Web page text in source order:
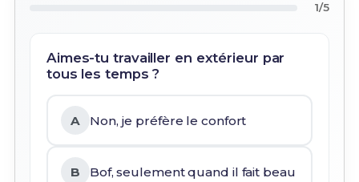
1/5
Aimes-tu travailler en extérieur par
tous les temps ?
A Non, je préfère le confort
B Bof, seulement quand il fait beau